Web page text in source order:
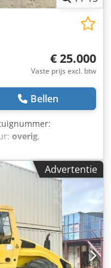
€ 25.000
Vaste prijs excl. btw
Bellen
overig,
Bekijk onze
van machines die
meer opties dan online
op elk moment.
zijn volledig
Foto’s
wij sturen ze direct
Engels, Frans,
brede assortiment
Advertentie